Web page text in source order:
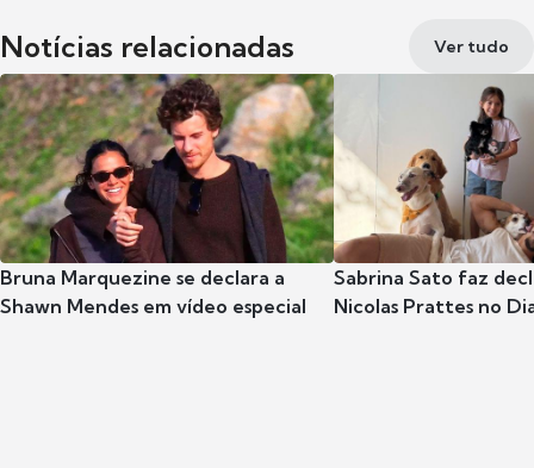
Notícias relacionadas Ver tudo
Bruna Marquezine se declara a
Shawn Mendes em vídeo especial
Sabrina Sato faz
Nicolas Prattes no